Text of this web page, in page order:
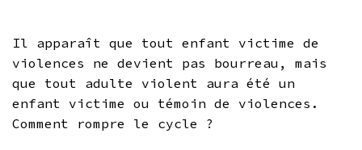
Il apparaît que tout enfant victime de
violences ne devient pas bourreau, mais
que tout adulte violent aura été un
enfant victime ou témoin de violences.
Comment rompre le cycle ?